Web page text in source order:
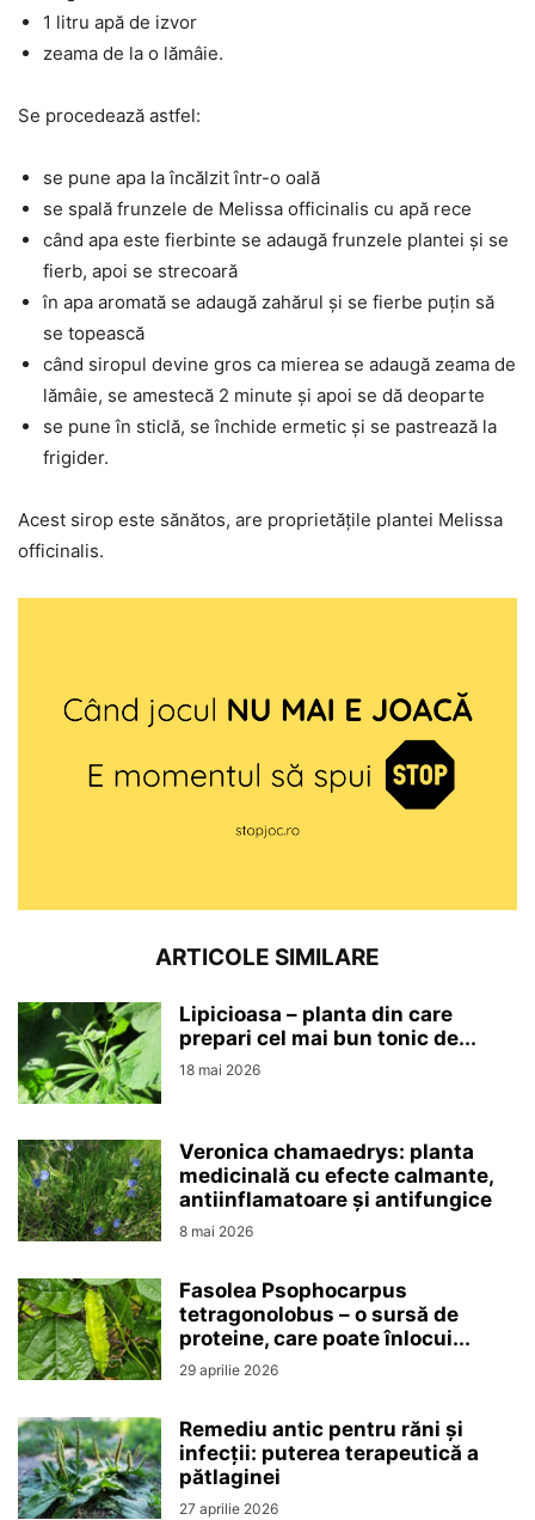
1 litru apă de izvor
zeama de la o lămâie.
Se procedează astfel:
se pune apa la încălzit într-o oală
se spală frunzele de Melissa officinalis cu apă rece
când apa este fierbinte se adaugă frunzele plantei și se
fierb, apoi se strecoară
în apa aromată se adaugă zahărul și se fierbe puțin să
se topească
când siropul devine gros ca mierea se adaugă zeama de
lămâie, se amestecă 2 minute și apoi se dă deoparte
se pune în sticlă, se închide ermetic și se pastrează la
frigider.
Acest sirop este sănătos, are proprietățile plantei Melissa
officinalis.
ARTICOLE SIMILARE
Lipicioasa – planta din care
prepari cel mai bun tonic de...
18 mai 2026
Veronica chamaedrys: planta
medicinală cu efecte calmante,
antiinflamatoare și antifungice
8 mai 2026
Fasolea Psophocarpus
tetragonolobus – o sursă de
proteine, care poate înlocui...
29 aprilie 2026
Remediu antic pentru răni și
infecții: puterea terapeutică a
pătlaginei
27 aprilie 2026